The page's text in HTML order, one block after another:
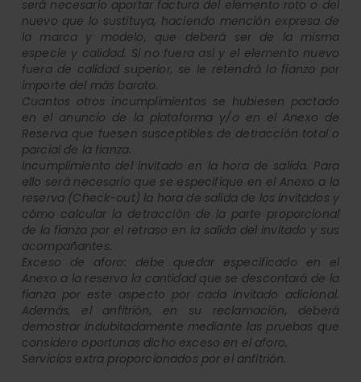
será necesario aportar factura del elemento roto o del
nuevo que lo sustituya, haciendo mención expresa de
la marca y modelo, que deberá ser de la misma
especie y calidad. Si no fuera así y el elemento nuevo
fuera de calidad superior, se le retendrá la fianza por
importe del más barato.
Cuantos otros incumplimientos se hubiesen pactado
en el anuncio de la plataforma y/o en el Anexo de
Reserva que fuesen susceptibles de detracción total o
parcial de la fianza.
Incumplimiento del invitado en la hora de salida. Para
ello será necesario que se especifique en el Anexo a la
reserva (Check-out) la hora de salida de los invitados y
cómo calcular la detracción de la parte proporcional
de la fianza por el retraso en la salida del invitado y sus
acompañantes.
Exceso de aforo: debe quedar especificado en el
Anexo a la reserva la cantidad que se descontará de la
fianza por este aspecto por cada invitado adicional.
Además, el anfitrión, en su reclamación, deberá
demostrar indubitadamente mediante las pruebas que
considere oportunas dicho exceso en el aforo.
Servicios extra proporcionados por el anfitrión.